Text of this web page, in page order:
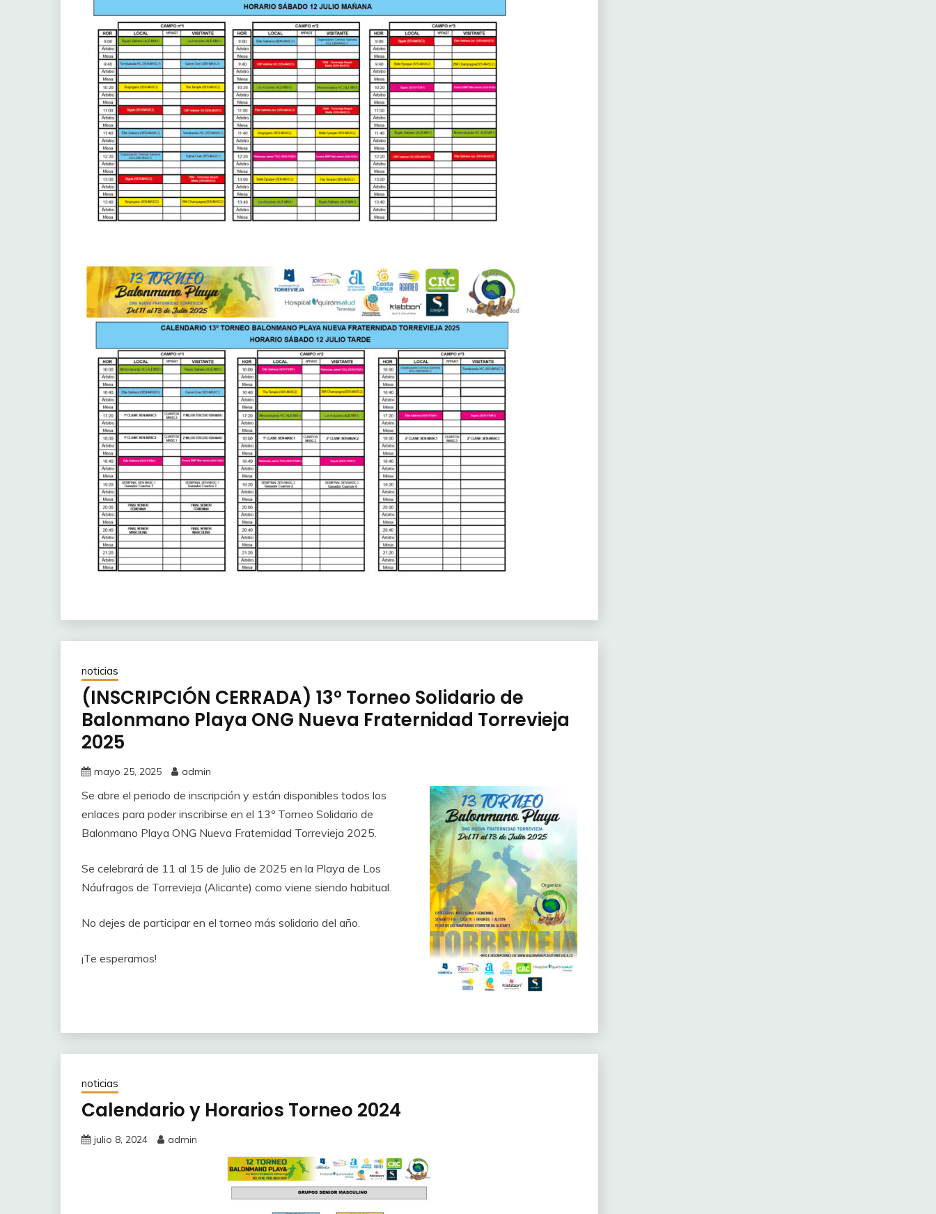
noticias
(INSCRIPCIÓN CERRADA) 13º Torneo Solidario de
Balonmano Playa ONG Nueva Fraternidad Torrevieja
2025
mayo 25, 2025 admin
Se abre el periodo de inscripción y están disponibles todos los
enlaces para poder inscribirse en el 13º Torneo Solidario de
Balonmano Playa ONG Nueva Fraternidad Torrevieja 2025.
Se celebrará de 11 al 15 de Julio de 2025 en la Playa de Los
Náufragos de Torrevieja (Alicante) como viene siendo habitual.
No dejes de participar en el torneo más solidario del año.
¡Te esperamos!
noticias
Calendario y Horarios Torneo 2024
julio 8, 2024 admin